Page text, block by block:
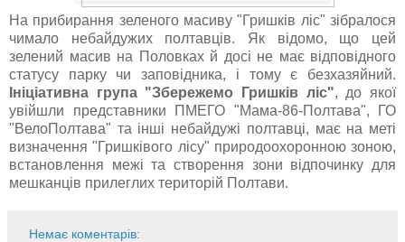
На прибирання зеленого масиву "Гришків ліс" зібралося
чимало небайдужих полтавців. Як відомо, що цей
зелений масив на Половках й досі не має відповідного
статусу парку чи заповідника, і тому є безхазяйний.
Ініціативна група "Збережемо Гришків ліс", до якої
увійшли представники ПМЕГО "Мама-86-Полтава", ГО
"ВелоПолтава" та інші небайдужі полтавці, має на меті
визначення "Гришківого лісу" природоохоронною зоною,
встановлення межі та створення зони відпочинку для
мешканців прилеглих територій Полтави.
Немає коментарів: